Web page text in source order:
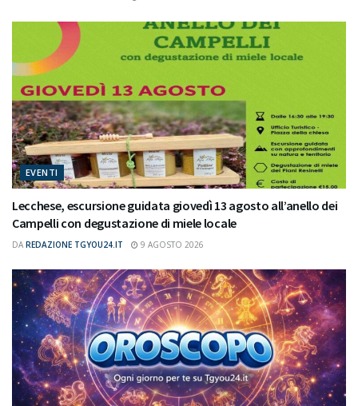
EVENTI
Lecchese, escursione guidata giovedì 13 agosto all’anello dei
Campelli con degustazione di miele locale
DA REDAZIONE TGYOU24.IT 9 AGOSTO 2026